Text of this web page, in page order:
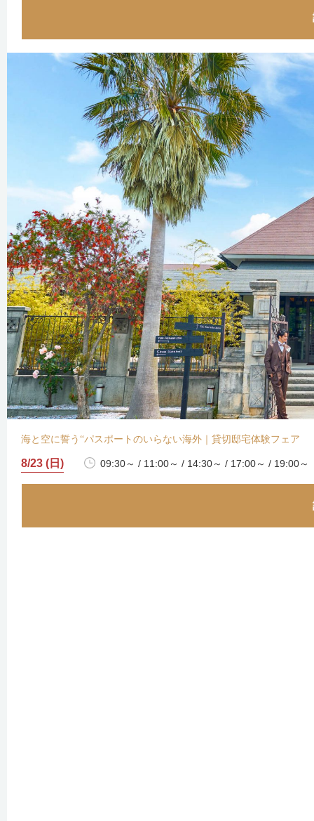
海と空に誓う“パスポートのいらない海外｜貸切邸宅体験フェア
8/23 (日) 09:30～ / 11:00～ / 14:30～ / 17:00～ / 19:00～